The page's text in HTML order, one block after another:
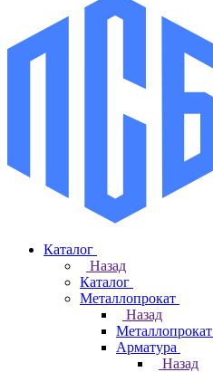
Каталог
Назад
Каталог
Металлопрокат
Назад
Металлопрокат
Арматура
Назад